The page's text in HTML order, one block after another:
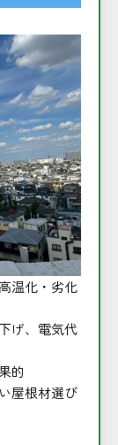
温化・劣化
げ、電気代
的
屋根材選び